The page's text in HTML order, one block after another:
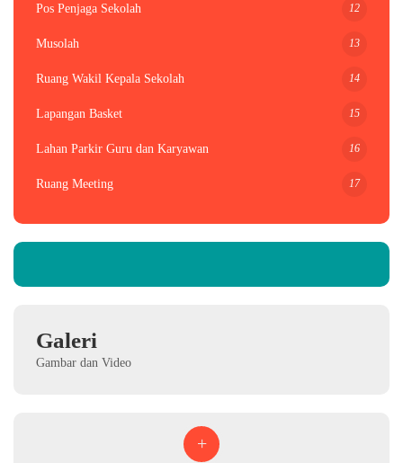
Pos Penjaga Sekolah 12
Musolah 13
Ruang Wakil Kepala Sekolah 14
Lapangan Basket 15
Lahan Parkir Guru dan Karyawan 16
Ruang Meeting 17
Galeri
Gambar dan Video
+